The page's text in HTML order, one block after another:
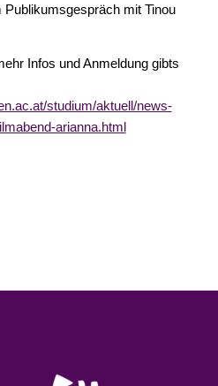
mit Tinou
Infos und Anmeldung gibts
studium/aktuell/news-
arianna.html